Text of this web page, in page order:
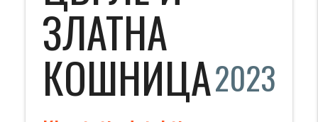
ЗЛАТНА
КОШНИЦА2023